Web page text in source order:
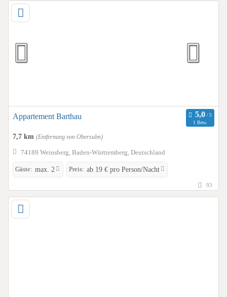
Appartement Barthau
1 Bew.
7,7 km (Entfernung von Obersulm)
74189 Weinsberg, Baden-Württemberg, Deutschland
Gäste: max. 2 Preis: ab 19 € pro Person/Nacht
93